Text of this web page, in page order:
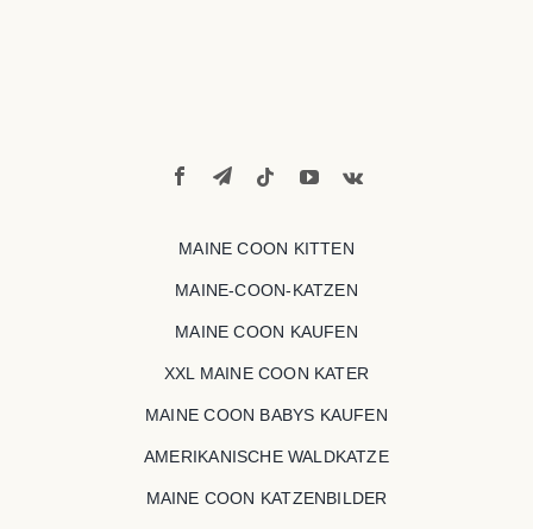
MAINE COON KITTEN
MAINE-COON-KATZEN
MAINE COON KAUFEN
XXL MAINE COON KATER
MAINE COON BABYS KAUFEN
AMERIKANISCHE WALDKATZE
MAINE COON KATZENBILDER